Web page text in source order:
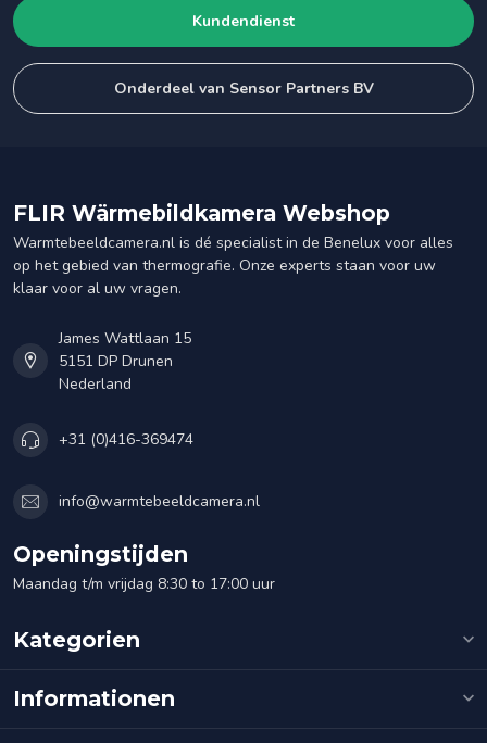
Kundendienst
Onderdeel van Sensor Partners BV
FLIR Wärmebildkamera Webshop
Warmtebeeldcamera.nl is dé specialist in de Benelux voor alles
op het gebied van thermografie. Onze experts staan voor uw
klaar voor al uw vragen.
James Wattlaan 15
5151 DP Drunen
Nederland
+31 (0)416-369474
info@warmtebeeldcamera.nl
Openingstijden
Maandag t/m vrijdag 8:30 to 17:00 uur
Kategorien
Informationen